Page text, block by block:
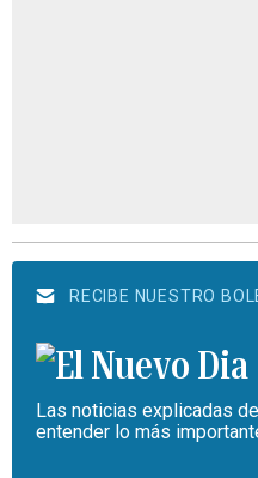
RECIBE NUESTRO
Las noticias explicadas
entender lo más